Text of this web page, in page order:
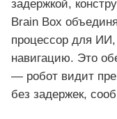
задержкой,
Brain Box
процессор для
навигацию. Это
— робот видит
без задержек,